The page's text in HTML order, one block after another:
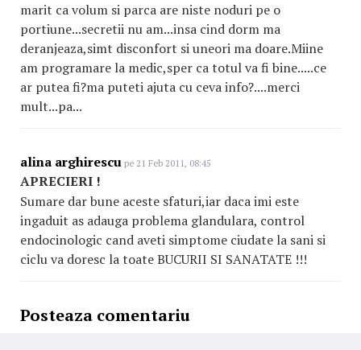
marit ca volum si parca are niste noduri pe o
portiune...secretii nu am...insa cind dorm ma
deranjeaza,simt disconfort si uneori ma doare.Miine
am programare la medic,sper ca totul va fi bine.....ce
ar putea fi?ma puteti ajuta cu ceva info?....merci
mult...pa...
alina arghirescu pe 21 Feb 2011, 08:45
APRECIERI !
Sumare dar bune aceste sfaturi,iar daca imi este
ingaduit as adauga problema glandulara, control
endocinologic cand aveti simptome ciudate la sani si
ciclu va doresc la toate BUCURII SI SANATATE !!!
Posteaza comentariu